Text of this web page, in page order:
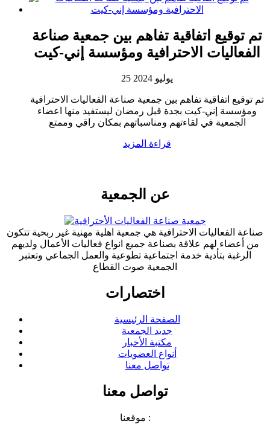
تم توقيع اتفاقية تفاهم بين جمعية صناعة
الفعاليات الاحترافية ومؤسسة إني-كيت
25 يوليو 2024
تم توقيع اتفاقية تفاهم بين جمعية صناعة الفعاليات الاحترافية
ومؤسسة إني-كيت بجدة قبل رمضان ليستفيد منها اعضاء
الجمعية في لقاءتهم ومناسباتهم بمكان راقي وممتع
قراءة المزيد
عن الجمعية
صناعة الفعاليات الاحترافية هي جمعية اهلية مهنية غير ربحية تتكون
من أعضاء لهم علاقة بصناعة جميع انواع فعاليات الأعمال ولديهم
الرغبة بتأدية خدمة اجتماعية تطوعية والعمل الجماعي وتعتبر
الجمعية صوت القطاع
اختصارات
الصفحة الرئيسية
جديد الجمعية
مكتبة الأخبار
أنواع العضويات
تواصل معنا
تواصل معنا
موقعنا :